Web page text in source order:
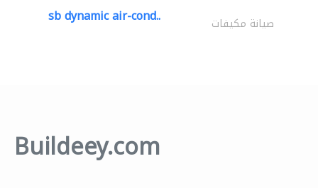
sb dynamic air-cond.. صيانة مكيفات
Buildeey.com